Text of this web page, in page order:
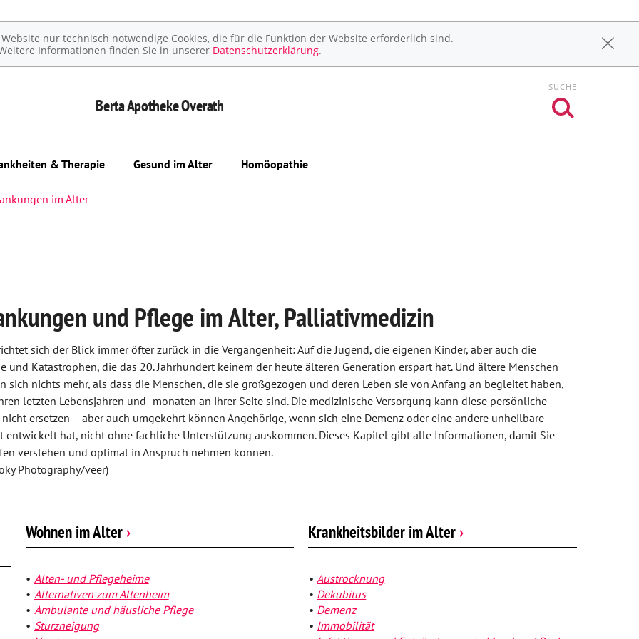
nur technisch notwendige Cookies, die für die Funktion der Website erforderlich sind.
Informationen finden Sie in unserer Datenschutzerklärung.
Berta ApothekeOverath
SUCHE
& Therapie Gesund im Alter Homöopathie
im Alter
und Pflege im Alter, Palliativmedizin
sich der Blick immer öfter zurück in die Vergangenheit: Auf die Jugend, die eigenen Kinder, aber auch die
und Katastrophen, die das 20. Jahrhundert keinem der heute älteren Generation erspart hat. Und ältere Menschen
sich nichts mehr, als dass die Menschen, die sie großgezogen und deren Leben sie von Anfang an begleitet haben,
letzten Lebensjahren und -monaten an ihrer Seite sind. Die medizinische Versorgung kann diese persönliche
nicht ersetzen – aber auch umgekehrt können Angehörige, wenn sich eine Demenz oder eine andere unheilbare
entwickelt hat, nicht ohne fachliche Unterstützung auskommen. Dieses Kapitel gibt alle Informationen, damit Sie
verstehen und optimal in Anspruch nehmen können.
Photography/veer)
Wohnen im Alter›
Alten- und Pflegeheime
Alternativen zum Altenheim
Ambulante und häusliche Pflege
Sturzneigung
Krankheitsbilder im Alter›
Austrocknung
Dekubitus
Demenz
Immobilität